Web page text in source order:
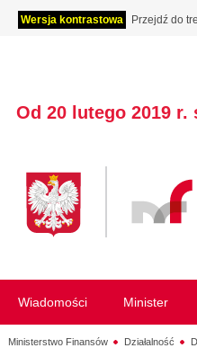
Wersja kontrastowa Przejdź do
Od 20 lutego 2019
Wiadomości Minister
Ministerstwo Finansów Działalność